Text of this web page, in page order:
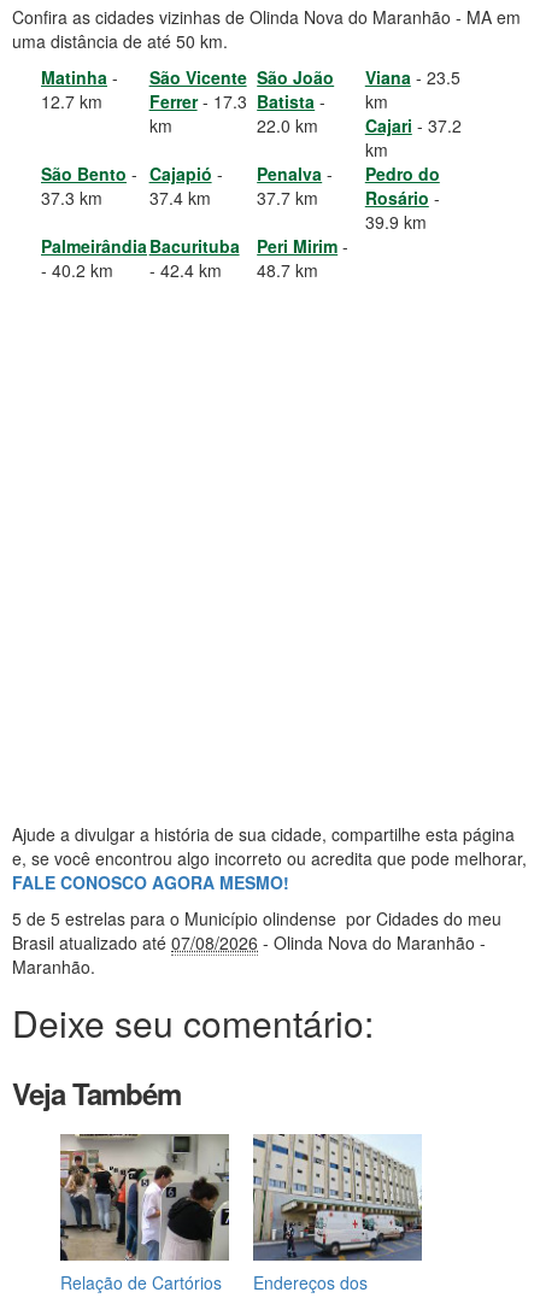
Confira as cidades vizinhas de Olinda Nova do Maranhão - MA em
uma distância de até 50 km.
Matinha -
12.7 km
São Vicente
Ferrer- 17.3
km
São João
Batista -
22.0 km
Viana- 23.5
km
Cajari - 37.2
km
São Bento -
37.3 km
Cajapió -
37.4 km
Penalva -
37.7 km
Pedro do
Rosário -
39.9 km
Palmeirândia
- 40.2 km
Bacurituba
- 42.4 km
Peri Mirim -
48.7 km
Ajude a divulgar a história de sua cidade, compartilhe esta página
e, se você encontrou algo incorreto ou acredita que pode melhorar,
FALE CONOSCO AGORA MESMO!
5 de 5 estrelas para o Município olindense por Cidades do meu
Brasil atualizado até 07/08/2026 - Olinda Nova do Maranhão -
Maranhão.
Deixe seu comentário:
Veja Também
Relação de Cartórios
Endereços dos